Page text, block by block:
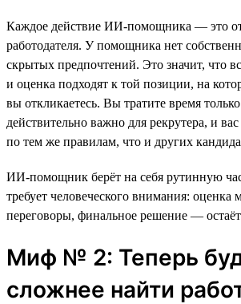
Каждое действие ИИ-помощника — это
работодателя. У помощника нет
скрытых предпочтений. Это значит, что
и оценка подходят к той позиции, на
вы откликаетесь. Вы тратите время
действительно важно для рекрутера, и
по тем же правилам, что и других
ИИ-помощник берёт на себя рутинную
требует человеческого внимания:
переговоры, финальное решение —
Миф № 2: Теперь
сложнее найти